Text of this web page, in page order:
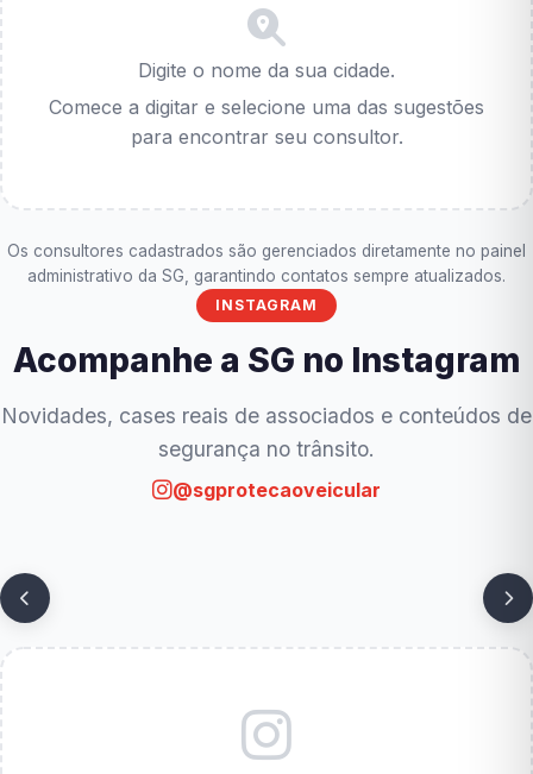
Digite o nome da sua cidade.
Comece a digitar e selecione uma das sugestões
para encontrar seu consultor.
Os consultores cadastrados são gerenciados diretamente no painel
administrativo da SG, garantindo contatos sempre atualizados.
INSTAGRAM
Acompanhe a SG no Instagram
Novidades, cases reais de associados e conteúdos de
segurança no trânsito.
@sgprotecaoveicular